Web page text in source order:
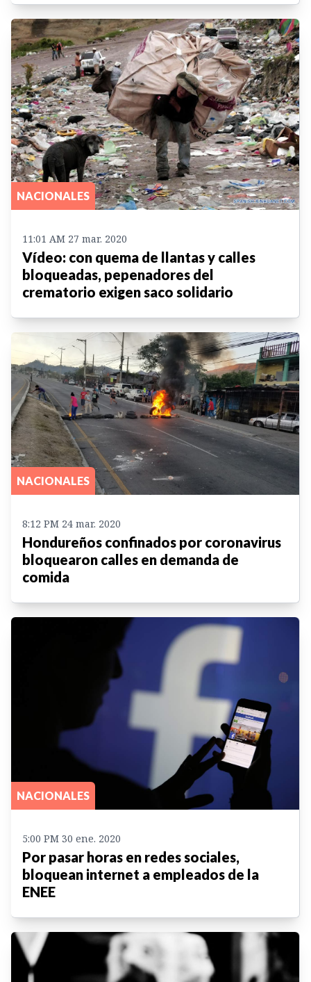
NACIONALES
11:01 AM 27 mar. 2020
Vídeo: con quema de llantas y calles
bloqueadas, pepenadores del
crematorio exigen saco solidario
NACIONALES
8:12 PM 24 mar. 2020
Hondureños confinados por coronavirus
bloquearon calles en demanda de
comida
NACIONALES
5:00 PM 30 ene. 2020
Por pasar horas en redes sociales,
bloquean internet a empleados de la
ENEE